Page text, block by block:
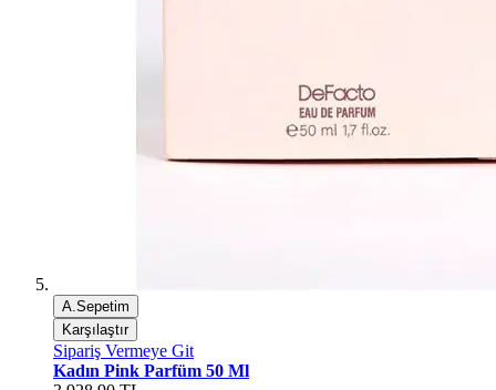
A.Sepetim
Karşılaştır
Sipariş Vermeye Git
Kadın Pink Parfüm 50 Ml